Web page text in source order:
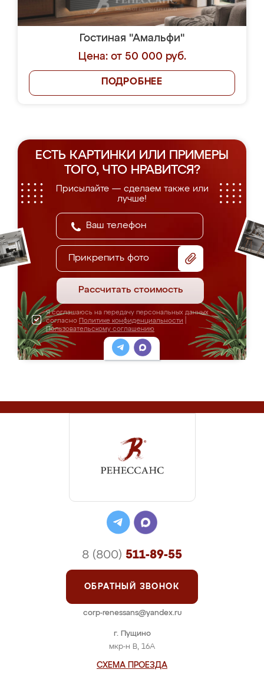
Гостиная "Амальфи"
Цена: от 50 000 руб.
ПОДРОБНЕЕ
ЕСТЬ КАРТИНКИ ИЛИ ПРИМЕРЫ
ТОГО, ЧТО НРАВИТСЯ?
Присылайте — сделаем также или
лучше!
Прикрепить фото
Рассчитать стоимость
Я соглашаюсь на передачу персональных данных
согласно Политике конфиденциальности
Пользовательскому соглашению
г. Пущино
мкр-н В, 16А
СХЕМА ПРОЕЗДА
8 (800) 511-89-55
ОБРАТНЫЙ ЗВОНОК
corp-renessans@yandex.ru